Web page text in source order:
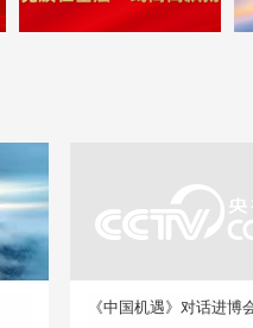
《中国机遇》对话进博